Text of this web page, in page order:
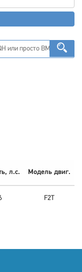
л.с. Модель двиг.
F2T